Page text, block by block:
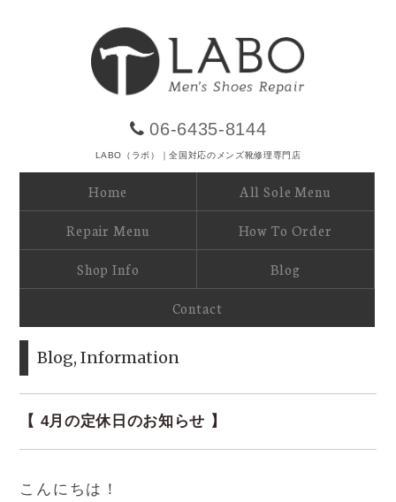
06-6435-8144
LABO（ラボ）｜全国対応のメンズ靴修理専門店
Home All Sole Menu
Repair Menu How To Order
Shop Info Blog
Contact
Blog,Information
【 4月の定休日のお知らせ 】
こんにちは！